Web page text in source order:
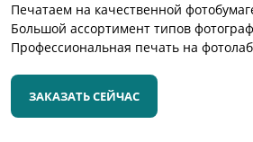
Печатаем на качественной
Большой ассортимент типов
Профессиональная печать на
ЗАКАЗАТЬ СЕЙЧАС